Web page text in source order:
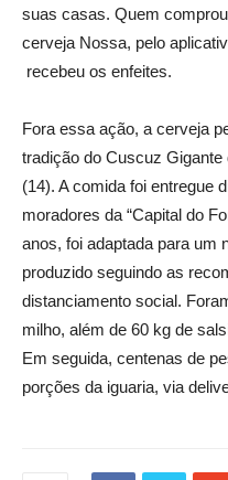
suas casas. Quem
cerveja Nossa, pelo
recebeu os enfeites.
Fora essa ação, a cerveja
tradição do Cuscuz
(14). A comida foi entregue
moradores da “Capital do
anos, foi adaptada para um
produzido seguindo as
distanciamento social.
milho, além de 60 kg de
Em seguida, centenas de
porções da iguaria, via